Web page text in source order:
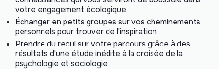
votre engagement écologique
Échanger en petits groupes sur vos cheminements
personnels pour trouver de l'inspiration
Prendre du recul sur votre parcours grâce à des
résultats d'une étude inédite à la croisée de la
psychologie et sociologie